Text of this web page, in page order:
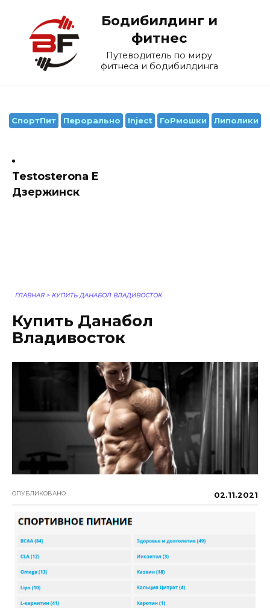
содержанию
Бодибилдинг и
фитнес
Путеводитель по миру
фитнеса и бодибилдинга
СпортПит Перорально Inject ГоРмошки Липолики
ГЛАВНАЯ > КУПИТЬ ДАНАБОЛ ВЛАДИВОСТОК
Купить Данабол
Владивосток
ОПУБЛИКОВАНО 02.11.2021
Testosterona E
Дзержинск